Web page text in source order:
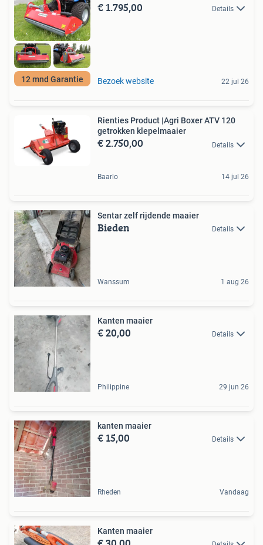
12 mnd Garantie
€ 1.795,00 Details
Bezoek website 22 jul 26
Rienties Product |Agri Boxer ATV 120
getrokken klepelmaaier
€ 2.750,00 Details
Baarlo 14 jul 26
Sentar zelf rijdende maaier
Bieden Details
Wanssum 1 aug 26
Kanten maaier
€ 20,00 Details
Philippine 29 jun 26
kanten maaier
€ 15,00 Details
Rheden Vandaag
Kanten maaier